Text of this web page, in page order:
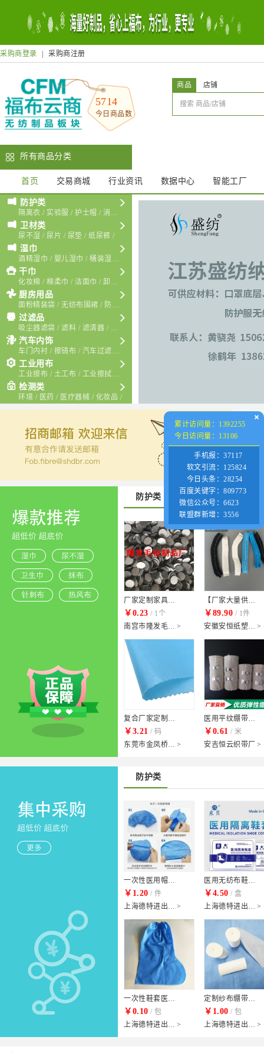
采购商登录 采购商注册
5714
今日商品数
商品 店铺
所有商品分类
首页 交易商城 行业资讯 数据中心 智能工厂
 防护类
隔离衣 / 实验服 / 护士帽 / 消毒包布
 卫材类
尿不湿 / 尿片 / 尿垫 / 纸尿裤 /
 湿巾
酒精湿巾 / 婴儿湿巾 / 桶装湿巾
干巾
化妆棉 / 棉柔巾 / 洁面巾 / 卸妆棉
厨房用品
面粉精装袋 / 无纺布围裙 / 防水卷材
 过滤品
吸尘器滤袋 / 滤料 / 滤清器 / 空调过滤片
汽车内饰
车门内衬 / 擦镜布 / 汽车过滤芯
 工业用布
工业擦布 / 土工布 / 工业擦拭布
检测类
环境 / 医药 / 医疗器械 / 化妆品 /
防护类 卫材类
厂家定制家具脚垫防滑无纺布垫_自粘保护垫_地板垫/花岗石地面防护垫片(自主)
￥0.23 / 1个
南宫市隆发毛毡制品厂 >
【厂家大量供应】21英寸双筋条形帽 无纺布条帽 食品帽(自主)
￥89.90 / 1件
安徽安恒纸塑制品有限公司 >
复合厂家定制 pe淋膜无纺布复合 一次性防护服隔离衣(自主)
￥3.21 / 码
东莞市金凤桥复合科技有限公司 >
医用平纹绷带5cm*4.5m裸装 高密弹力急救纱布绷带 纯棉纱布绷带(自主)
￥0.61 / 米
安吉恒云织带厂
>
儿童口罩(自主)
￥19.90/ kg
天津泰达洁净材料有限公司 >
国标儿童口罩(自主)
￥33.22/ kg
天津泰达洁净材料有限公司 >
吉可同道大叔联名款十二星座一次性平面口罩盲盒图案随机发不指定(自主)
￥44.99/ kg
上海港凯净化制品有限公司
>
吉可儿童口罩男童女童蓝粉印花三层过滤145*90mm国产单包5只(自主)
￥39.99/ kg
上海港凯净化制品有限公司
>
防护类
一次性医用帽子(蓝色)
￥1.20 / 件
上海德特进出口有限公司 >
医用无纺布鞋套 PE鞋套(白色)
￥4.50 / 盒
上海德特进出口有限公司 >
一次性鞋套医用(蓝色)
￥0.10 / 包
上海德特进出口有限公司 >
定制纱布绷带(定制)
￥1.00 / 包
上海德特进出口有限公司 >
×
累计访问量：1392255
今日访问量：13106
手机报：37117
软文引流： 125824
今日头条：28254
百度关键字：809773
微信公众号：6623
联盟群新增：3556